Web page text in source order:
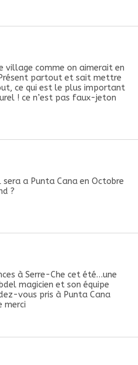
village comme on aimerait en
partout et sait mettre
ce qui est le plus important
! ce n’est pas faux-jeton
sera a Punta Cana en Octobre
?
à Serre-Che cet été…une
magicien et son équipe
vous pris à Punta Cana
merci